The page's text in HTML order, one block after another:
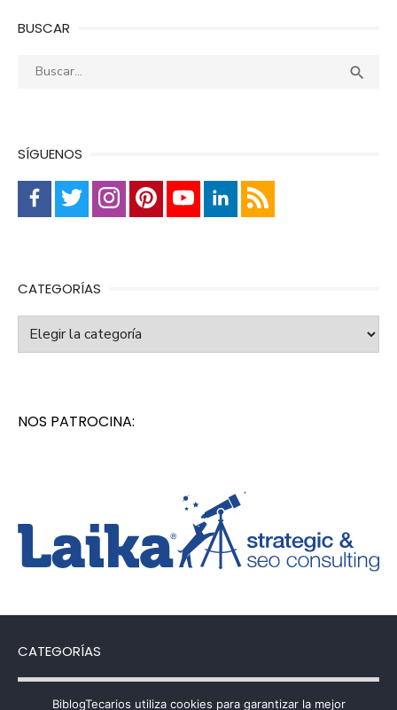
BUSCAR
Buscar: 
SÍGUENOS
CATEGORÍAS
Categorías
NOS PATROCINA:
CATEGORÍAS
Categorías
BiblogTecarios utiliza cookies para garantizar la mejor